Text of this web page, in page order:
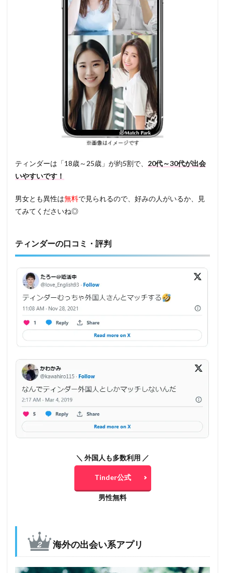
ティンダーは「18歳～25歳」が約5割で、 20代～30代が出会
いやすいです！
男女とも異性は無料で見られるので、好みの人がいるか、見
てみてくださいね◎
ティンダーの口コミ・評判
＼ 外国人も多数利用 ／
Tinder公式
男性無料
海外の出会い系アプリ